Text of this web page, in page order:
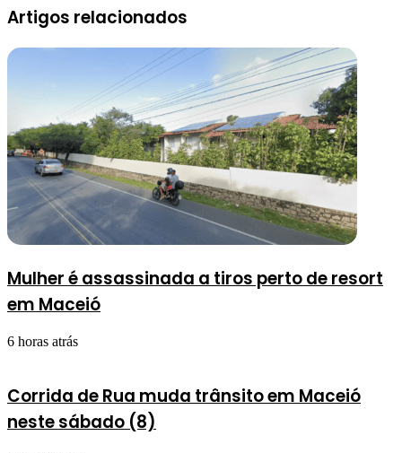
Artigos relacionados
Mulher é assassinada a tiros perto de resort
em Maceió
6 horas atrás
Corrida de Rua muda trânsito em Maceió
neste sábado (8)